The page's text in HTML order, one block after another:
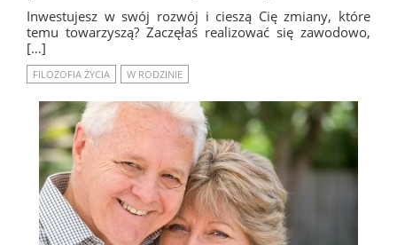
Inwestujesz w swój rozwój i cieszą Cię zmiany, które
temu towarzyszą? Zaczęłaś realizować się zawodowo,
[…]
FILOZOFIA ŻYCIA W RODZINIE